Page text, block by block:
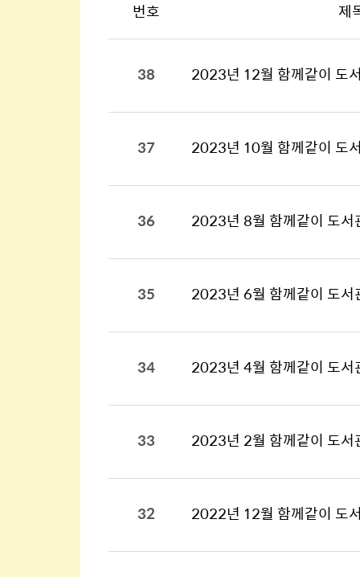
번호 제
38 2023년 12월 함께같이 도
37 2023년 10월 함께같이 도
36 2023년 8월 함께같이 도서
35 2023년 6월 함께같이 도
34 2023년 4월 함께같이 도서
33 2023년 2월 함께같이 도서
32 2022년 12월 함께같이 도